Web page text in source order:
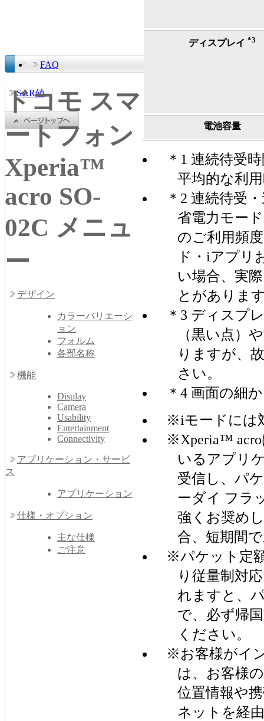
ディスプレイ *3
電池容量
＊1 連続待受
平均的な利
＊2 連続待受
省電力モー
のご利用頻
ド・iアプリ
い場合、実
とがありま
＊3 ディスプ
（黒い点）
りますが、
さい。
＊4 画面の細
※iモードには
※Xperia™
いるアプリ
受信し、パ
ーダイ フラ
強くお奨め
合、短期間
※パケット定
り従量制対
れますと、
で、必ず帰
ください。
※お客様がイ
は、お客様
位置情報や
ネットを経
FAQ
SAR値
ドコモ スマ
ートフォン
Xperia™
acro SO-
02C メニュ
ー
デザイン
カラーバリエーシ
ョン
フォルム
各部名称
機能
Display
Camera
Usability
Entertainment
Connectivity
アプリケーション・サービ
ス
アプリケーション
仕様・オプション
主な仕様
ご注意